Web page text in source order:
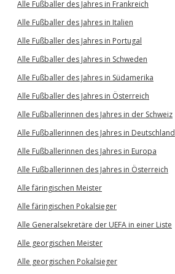
Alle Fußballer des Jahres in Frankreich
Alle Fußballer des Jahres in Italien
Alle Fußballer des Jahres in Portugal
Alle Fußballer des Jahres in Schweden
Alle Fußballer des Jahres in Südamerika
Alle Fußballer des Jahres in Österreich
Alle Fußballerinnen des Jahres in der Schweiz
Alle Fußballerinnen des Jahres in Deutschland
Alle Fußballerinnen des Jahres in Europa
Alle Fußballerinnen des Jahres in Österreich
Alle färingischen Meister
Alle färingischen Pokalsieger
Alle Generalsekretäre der UEFA in einer Liste
Alle georgischen Meister
Alle georgischen Pokalsieger